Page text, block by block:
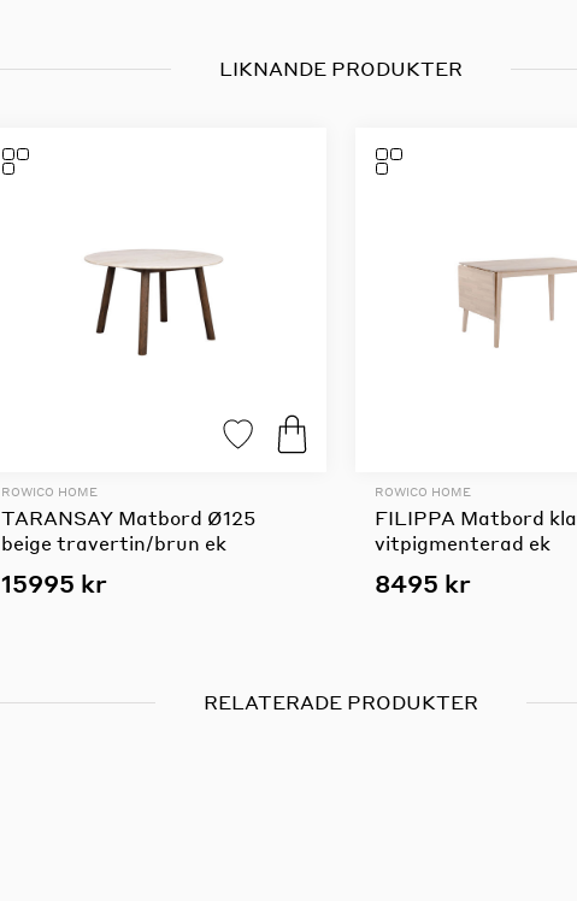
LIKNANDE PRODUKTER
ROWICO HOME
TARANSAY Matbord Ø125
beige travertin/brun ek
15995 kr
ROWICO HOME
FILIPPA Matbord
vitpigmenterad ek
8495 kr
RELATERADE PRODUKTER